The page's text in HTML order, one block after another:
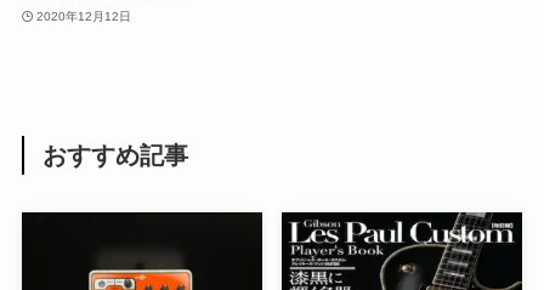
2020年12月12日
おすすめ記事